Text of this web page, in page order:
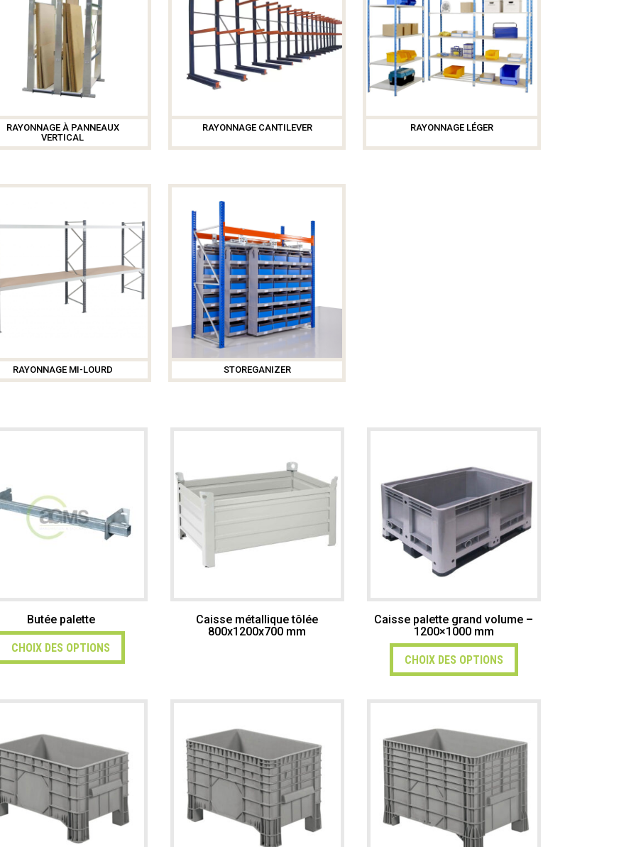
RAYONNAGE À PANNEAUX
VERTICAL
RAYONNAGE CANTILEVER RAYONNAGE LÉGER
RAYONNAGE MI-LOURD STOREGANIZER
Butée palette
CHOIX DES OPTIONS
Caisse métallique tôlée
800x1200x700 mm
Caisse palette grand volume –
1200×1000 mm
CHOIX DES OPTIONS